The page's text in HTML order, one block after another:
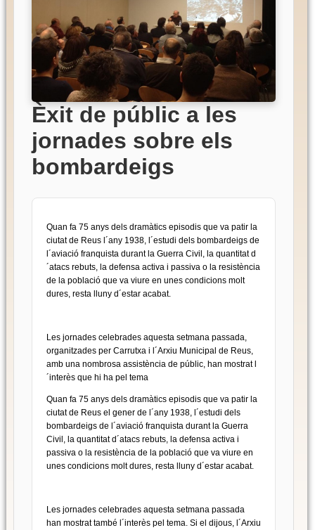
Èxit de públic a les
jornades sobre els
bombardeigs
Quan fa 75 anys dels dramàtics episodis que va patir la
ciutat de Reus l´any 1938, l´estudi dels bombardeigs de
l´aviació franquista durant la Guerra Civil, la quantitat d
´atacs rebuts, la defensa activa i passiva o la resistència
de la població que va viure en unes condicions molt
dures, resta lluny d´estar acabat.
Les jornades celebrades aquesta setmana passada,
organitzades per Carrutxa i l´Arxiu Municipal de Reus,
amb una nombrosa assistència de públic, han mostrat l
´interès que hi ha pel tema
Quan fa 75 anys dels dramàtics episodis que va patir la
ciutat de Reus el gener de l´any 1938, l´estudi dels
bombardeigs de l´aviació franquista durant la Guerra
Civil, la quantitat d´atacs rebuts, la defensa activa i
passiva o la resistència de la població que va viure en
unes condicions molt dures, resta lluny d´estar acabat.
Les jornades celebrades aquesta setmana passada
han mostrat també l´interès pel tema. Si el dijous, l´Arxiu